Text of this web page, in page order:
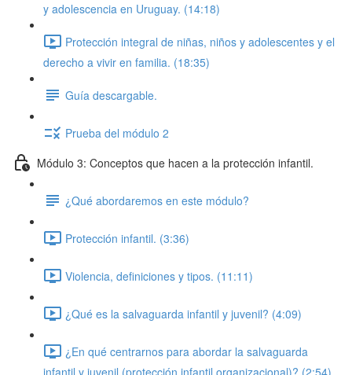
y adolescencia en Uruguay. (14:18)
Protección integral de niñas, niños y adolescentes y el
derecho a vivir en familia. (18:35)
Guía descargable.
Prueba del módulo 2
Módulo 3: Conceptos que hacen a la protección infantil.
¿Qué abordaremos en este módulo?
Protección infantil. (3:36)
Violencia, definiciones y tipos. (11:11)
¿Qué es la salvaguarda infantil y juvenil? (4:09)
¿En qué centrarnos para abordar la salvaguarda
infantil y juvenil (protección infantil organizacional)? (2:54)